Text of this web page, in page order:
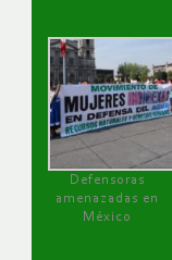
Defensoras
amenazadas en
México